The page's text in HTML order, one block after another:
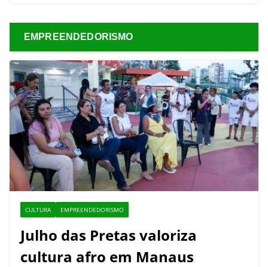
EMPREENDEDORISMO
CULTURA EMPREENDEDORISMO
Julho das Pretas valoriza
cultura afro em Manaus